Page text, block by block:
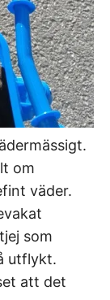
om
väder.
som
utflykt.
att det